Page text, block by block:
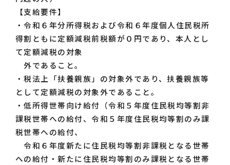
【支給要件】
・令和６年分所得税および令和６年度個人住民税所
得割ともに定額減税前税額が０円であり、本人とし
て定額減税の対象
外であること。
・税法上「扶養親族」の対象外であり、扶養親族等
として定額減税の対象外であること。
・低所得世帯向け給付（令和５年度住民税均等割非
課税世帯への給付、令和５年度住民税均等割のみ課
税世帯への給付、
令和６年度新たに住民税均等割非課税となる世帯
への給付・新たに住民税均等割のみ課税となる世帯